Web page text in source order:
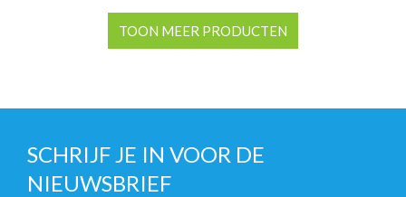
TOON MEER PRODUCTEN
SCHRIJF JE IN VOOR DE
NIEUWSBRIEF